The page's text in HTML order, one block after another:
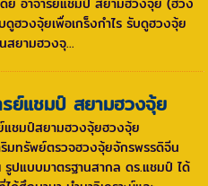
ฮวงจุ้ยเพื่อเกร็งกำไร รับดูฮวงจุ้ย
สยามฮวงจุ...
รย์แชมป์ สยามฮวงจุ้ย
แชมป์สยามฮวงจุ้ยฮวงจุ้ย
มทรัพย์ตรวจฮวงจุ้ยจักรพรรดิจีน
รูปแบบมาตรฐานสากล ดร.แชมป์ ได้